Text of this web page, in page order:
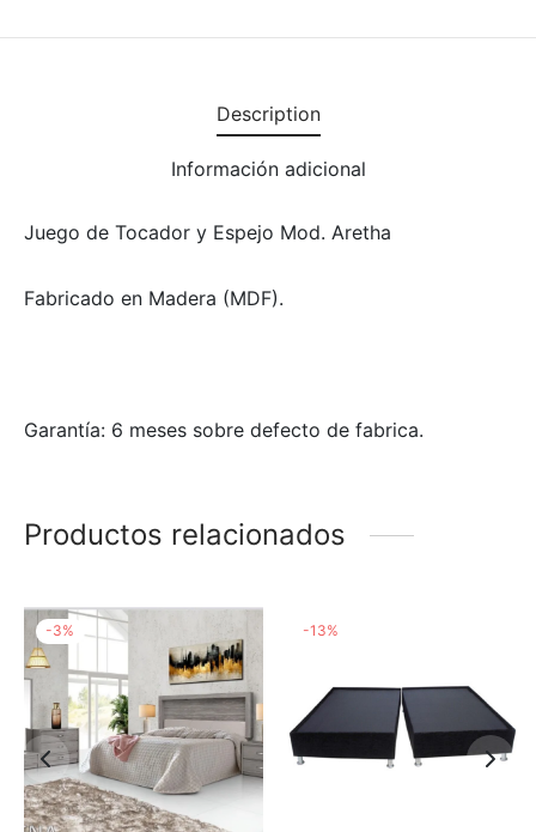
Description
Información adicional
Juego de Tocador y Espejo Mod. Aretha
Fabricado en Madera (MDF).
Garantía: 6 meses sobre defecto de fabrica.
Productos relacionados
-3% -13%